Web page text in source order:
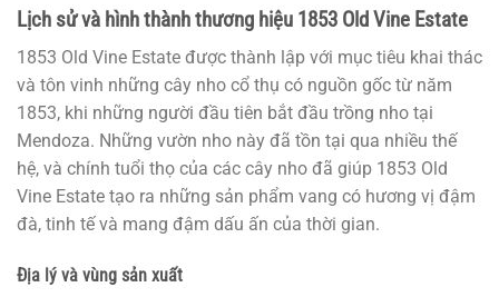
Lịch sử và hình thành thương hiệu 1853 Old Vine Estate
1853 Old Vine Estate được thành lập với mục tiêu khai thác
và tôn vinh những cây nho cổ thụ có nguồn gốc từ năm
1853, khi những người đầu tiên bắt đầu trồng nho tại
Mendoza. Những vườn nho này đã tồn tại qua nhiều thế
hệ, và chính tuổi thọ của các cây nho đã giúp 1853 Old
Vine Estate tạo ra những sản phẩm vang có hương vị đậm
đà, tinh tế và mang đậm dấu ấn của thời gian.
Địa lý và vùng sản xuất